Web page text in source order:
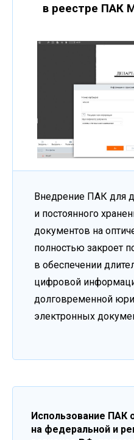
в реестре ПАК
Внедрение ПАК для
и постоянного
документов на
полностью закроет
в обеспечении
цифровой
долговременной
электронных
Использование ПАК
на федеральной и